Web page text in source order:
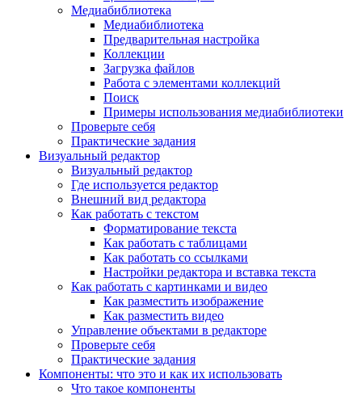
Медиабиблиотека
Медиабиблиотека
Предварительная настройка
Коллекции
Загрузка файлов
Работа с элементами коллекций
Поиск
Примеры использования медиабиблиотеки
Проверьте себя
Практические задания
Визуальный редактор
Визуальный редактор
Где используется редактор
Внешний вид редактора
Как работать с текстом
Форматирование текста
Как работать с таблицами
Как работать со ссылками
Настройки редактора и вставка текста
Как работать с картинками и видео
Как разместить изображение
Как разместить видео
Управление объектами в редакторе
Проверьте себя
Практические задания
Компоненты: что это и как их использовать
Что такое компоненты